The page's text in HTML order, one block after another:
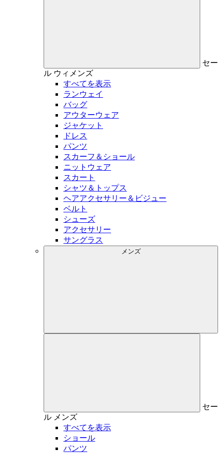
セー
ル ウィメンズ
すべてを表示
ランウェイ
バッグ
アウターウェア
ジャケット
ドレス
パンツ
スカーフ＆ショール
ニットウェア
スカート
シャツ＆トップス
ヘアアクセサリー＆ビジュー
ベルト
シューズ
アクセサリー
サングラス
メンズ
セー
ル メンズ
すべてを表示
ショール
パンツ